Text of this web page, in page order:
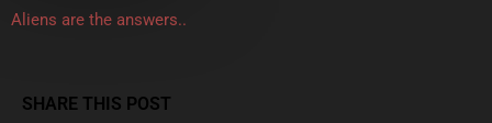
Aliens are the answers..
SHARE THIS POST